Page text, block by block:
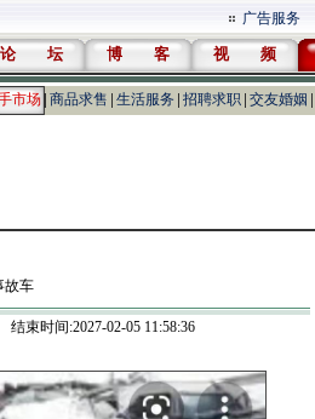
广告服务
论 坛 博 客 视 频
市场 商品求售 生活服务 招聘求职 交友婚姻
故车
束时间:2027-02-05 11:58:36